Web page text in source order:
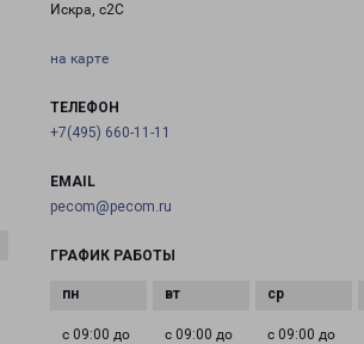
Искра, с2С
на карте
ТЕЛЕФОН
+7(495) 660-11-11
EMAIL
pecom@pecom.ru
ГРАФИК РАБОТЫ
с 09:00 до
с 09:00 до
с 09:00 до